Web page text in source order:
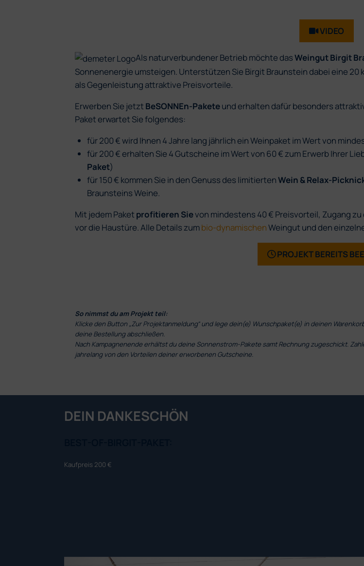
VIDEO
Als naturverbundener Betrieb möchte dasWeingut Birgit
Sonnenenergie umsteigen. Unterstützen Sie Birgit Braunstein dabei eine 20
als Gegenleistung attraktive Preisvorteile.
Erwerben Sie jetzt BeSONNEn-Paketeund erhalten dafür besonders
Paket erwartet Sie folgendes:
für 200 € wird Ihnen 4 Jahre lang jährlich ein Weinpaket im Wert von
für 200 € erhalten Sie 4 Gutscheine im Wert von 60 € zum Erwerb Ihrer
Paket)
für 150 € kommen Sie in den Genuss des limitiertenWein & Relax-
Braunsteins Weine.
Mit jedem Paket profitieren Sievon mindestens 40 € Preisvorteil, Zugang
vor die Haustüre. Alle Details zumbio-dynamischenWeingut und den
PROJEKT BEREITS
So nimmst du am Projekt teil:
Klicke den Button „Zur Projektanmeldung“ und lege dein(e) Wunschpaket(e) in deinen
deine Bestellung abschließen.
Nach Kampagnenende erhältst du deine Sonnenstrom-Pakete samt Rechnung zugeschickt.
jahrelang von den Vorteilen deiner erworbenen Gutscheine.
DEIN DANKESCHÖN
Kaufpreis 200 €